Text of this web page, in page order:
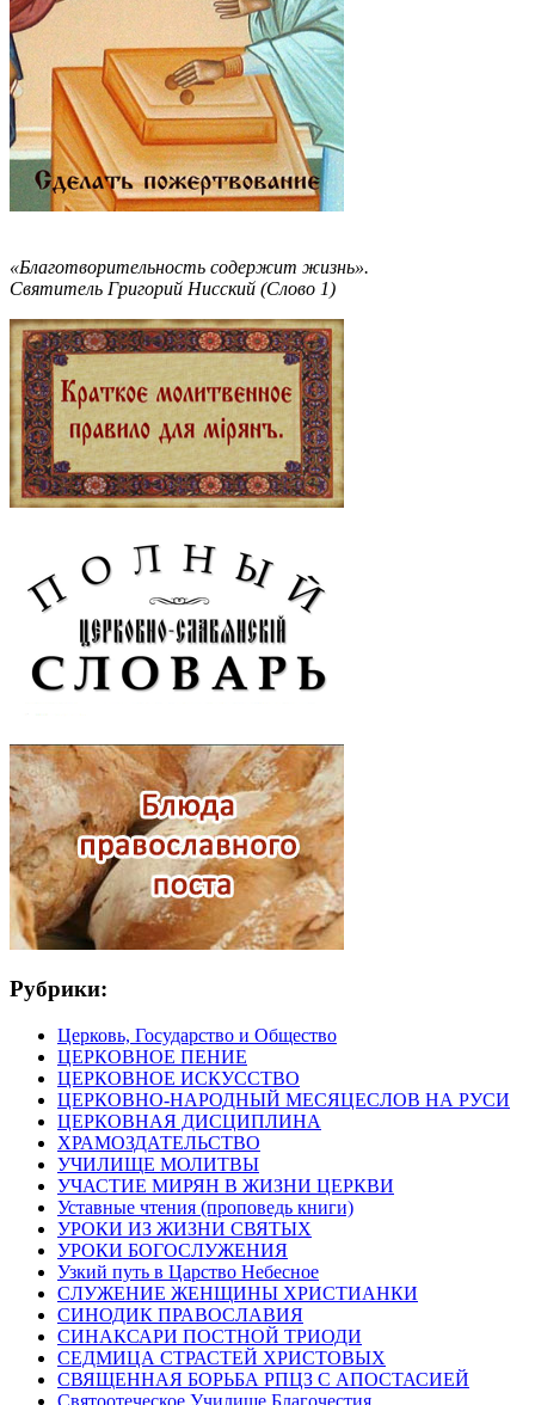
«Благотворительность содержит жизнь».
Святитель Григорий Нисский (Слово 1)
Рубрики:
Церковь, Государство и Общество
ЦЕРКОВНОЕ ПЕНИЕ
ЦЕРКОВНОЕ ИСКУССТВО
ЦЕРКОВНО-НАРОДНЫЙ МЕСЯЦЕСЛОВ НА РУСИ
ЦЕРКОВНАЯ ДИСЦИПЛИНА
ХРАМОЗДАТЕЛЬСТВО
УЧИЛИЩЕ МОЛИТВЫ
УЧАСТИЕ МИРЯН В ЖИЗНИ ЦЕРКВИ
Уставные чтения (проповедь книги)
УРОКИ ИЗ ЖИЗНИ СВЯТЫХ
УРОКИ БОГОСЛУЖЕНИЯ
Узкий путь в Царство Небесное
СЛУЖЕНИЕ ЖЕНЩИНЫ ХРИСТИАНКИ
СИНОДИК ПРАВОСЛАВИЯ
СИНАКСАРИ ПОСТНОЙ ТРИОДИ
СЕДМИЦА СТРАСТЕЙ ХРИСТОВЫХ
СВЯЩЕННАЯ БОРЬБА РПЦЗ С АПОСТАСИЕЙ
Святоотеческое Училище Благочестия